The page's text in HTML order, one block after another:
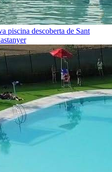
piscina descoberta de Sant